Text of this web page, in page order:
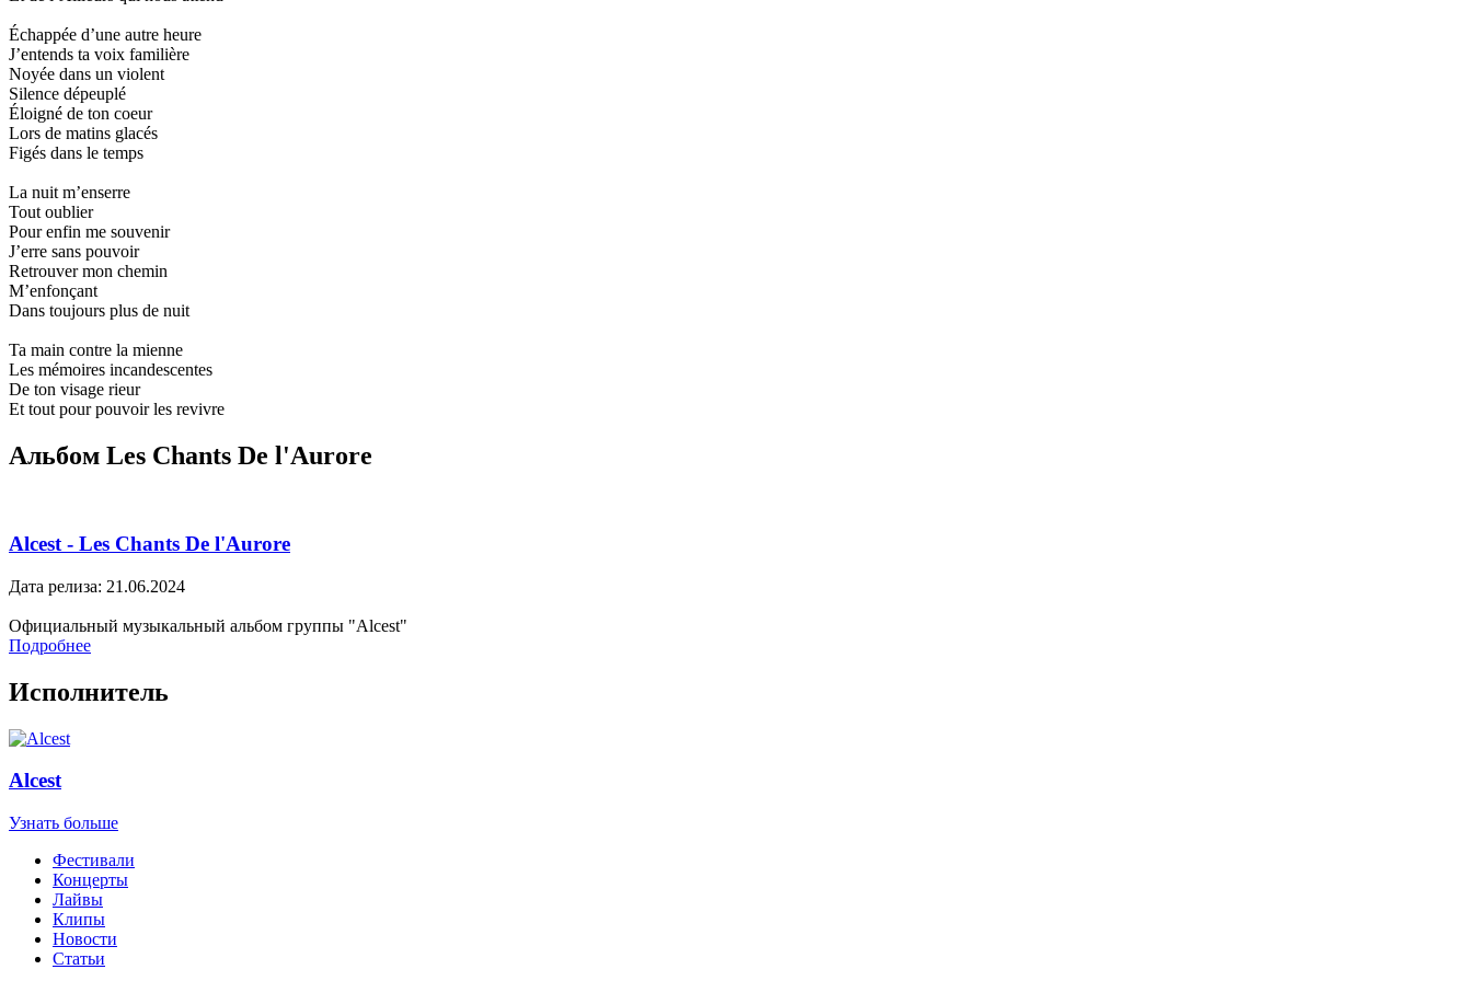
Échappée d’une autre heure
J’entends ta voix familière
Noyée dans un violent
Silence dépeuplé
Éloigné de ton coeur
Lors de matins glacés
Figés dans le temps
La nuit m’enserre
Tout oublier
Pour enfin me souvenir
J’erre sans pouvoir
Retrouver mon chemin
M’enfonçant
Dans toujours plus de nuit
Ta main contre la mienne
Les mémoires incandescentes
De ton visage rieur
Et tout pour pouvoir les revivre
Альбом Les Chants De l'Aurore
Alcest - Les Chants De l'Aurore
Дата релиза: 21.06.2024
Официальный музыкальный альбом группы "Alcest"
Подробнее
Исполнитель
Alcest
Узнать больше
Фестивали
Концерты
Лайвы
Клипы
Новости
Статьи